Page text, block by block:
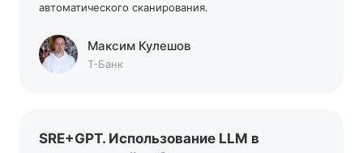
автоматического сканирования.
Максим Кулешов
Т-Банк
SRE+GPT. Использование LLM в